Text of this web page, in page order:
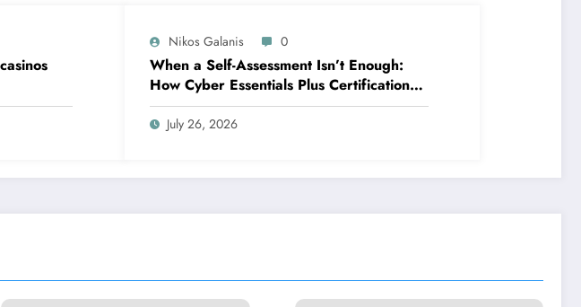
Nikos Galanis 0
When a Self-Assessment Isn’t Enough:
How Cyber Essentials Plus Certification
Proves Your Security Posture in the Real
World
July 26, 2026